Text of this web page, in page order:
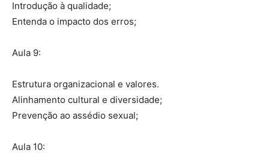
Introdução à qualidade;
Entenda o impacto dos erros;
Aula 9:
Estrutura organizacional e valores.
Alinhamento cultural e diversidade;
Prevenção ao assédio sexual;
Aula 10: